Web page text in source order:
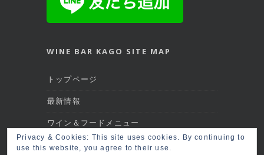
WINE BAR KAGO SITE MAP
トップページ
最新情報
ワイン＆フードメニュー
マップ＆アクセス
Privacy & Cookies: This site uses cookies. By continuing to
use this website, you agree to their use.